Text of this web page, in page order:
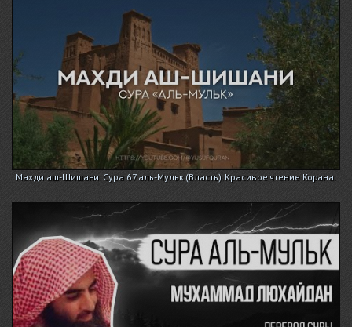
Махди аш-Шишани. Сура 67 аль-Мульк (Власть). Красивое чтение Корана.